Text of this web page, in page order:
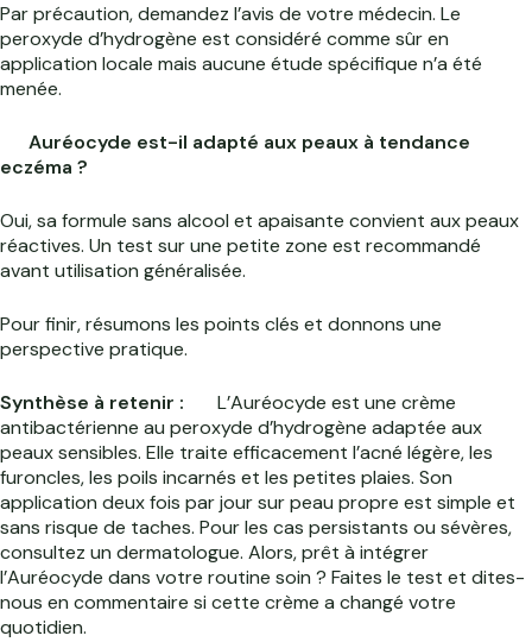
Par précaution, demandez l’avis de votre médecin. Le
peroxyde d’hydrogène est considéré comme sûr en
application locale mais aucune étude spécifique n’a été
menée.
Auréocyde est-il adapté aux peaux à tendance
eczéma ?
Oui, sa formule sans alcool et apaisante convient aux peaux
réactives. Un test sur une petite zone est recommandé
avant utilisation généralisée.
Pour finir, résumons les points clés et donnons une
perspective pratique.
Synthèse à retenir :
L’Auréocyde est une crème
antibactérienne au peroxyde d’hydrogène adaptée aux
peaux sensibles. Elle traite efficacement l’acné légère, les
furoncles, les poils incarnés et les petites plaies. Son
application deux fois par jour sur peau propre est simple et
sans risque de taches. Pour les cas persistants ou sévères,
consultez un dermatologue. Alors, prêt à intégrer
l’Auréocyde dans votre routine soin ? Faites le test et dites-
nous en commentaire si cette crème a changé votre
quotidien.